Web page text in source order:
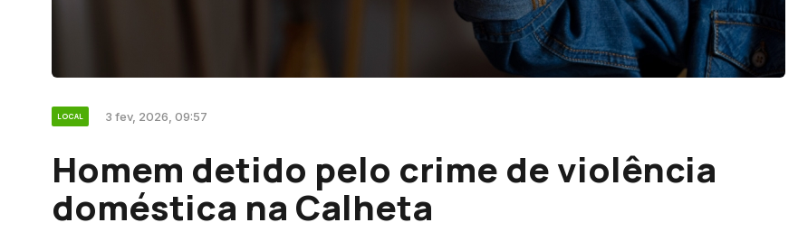
LOCAL 3 fev, 2026, 09:57
Homem detido pelo crime de violência
doméstica na Calheta